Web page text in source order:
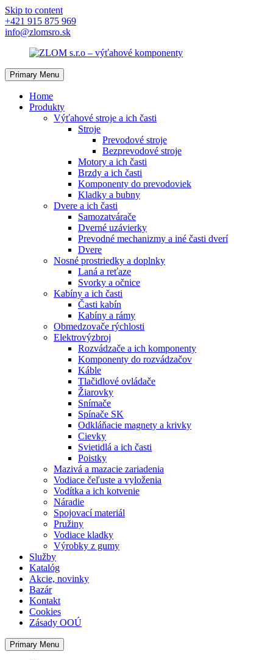
Skip to content
+421 915 875 969
info@zlomsro.sk
Primary Menu
Home
Produkty
Výťahové stroje a ich časti
Stroje
Prevodové stroje
Bezprevodové stroje
Motory a ich časti
Brzdy a ich časti
Komponenty do prevodoviek
Kladky a bubny
Dvere a ich časti
Samozatvárače
Dverné uzávierky
Prevodné mechanizmy a iné časti dverí
Dvere
Nosné prostriedky a doplnky
Laná a reťaze
Svorky a očnice
Kabíny a ich časti
Časti kabín
Kabíny a rámy
Obmedzovače rýchlosti
Elektrovýzbroj
Rozvádzače a ich komponenty
Komponenty do rozvádzačov
Káble
Tlačidlové ovládače
Žiarovky
Snímače
Spínače SK
Odkláňacie magnety a krivky
Cievky
Svietidlá a ich časti
Poistky
Mazivá a mazacie zariadenia
Vodiace čeľuste a vyloženia
Vodítka a ich kotvenie
Náradie
Spojovací materiál
Pružiny
Vodiace kladky
Výrobky z gumy
Služby
Katalóg
Akcie, novinky
Bazár
Kontakt
Cookies
Zásady OOÚ
Primary Menu